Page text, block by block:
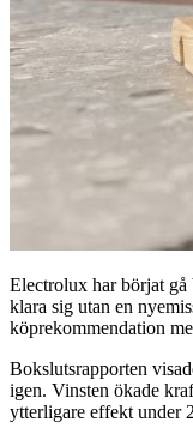
Electrolux har börjat gå
klara sig utan en
köprekommendation
Bokslutsrapporten
igen. Vinsten ökade
ytterligare effekt under